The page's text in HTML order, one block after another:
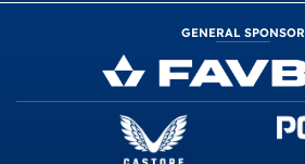
GENERAL SPONSOR